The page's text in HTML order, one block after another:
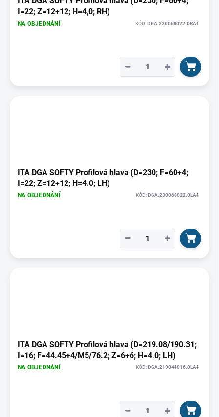
I=22; Z=12+12; H=4,0; RH)
NA OBJEDNÁNÍ KÓD:DGA.230060022.0RA4
+
−
ITA DGA SOFTY Profilová hlava (D=230; F=60+4;
I=22; Z=12+12; H=4.0; LH)
NA OBJEDNÁNÍ KÓD: DGA.230060022.0LA4
+
−
ITA DGA SOFTY Profilová hlava (D=219.08/190.31;
I=16; F=44.45+4/M5/76.2; Z=6+6; H=4.0; LH)
NA OBJEDNÁNÍ KÓD:DGA.219044016.0LA4
+
−